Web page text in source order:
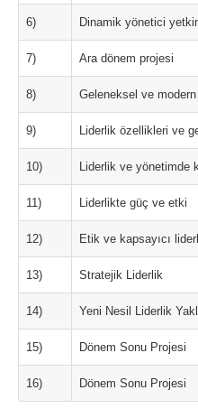
6) Dinamik yönetici
7) Ara dönem projesi
8) Geleneksel ve
9) Liderlik özellikleri ve
10) Liderlik ve yönetimde
11) Liderlikte güç ve etki
12) Etik ve kapsayıcı
13) Stratejik Liderlik
14) Yeni Nesil Liderlik
15) Dönem Sonu Projesi
16) Dönem Sonu Projesi